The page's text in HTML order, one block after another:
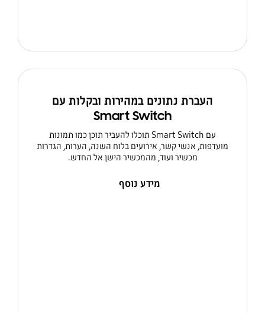
העברת נתונים במהירות ובקלות עם
Smart Switch
עם Smart Switch תוכלו להעביר תוכן כמו תמונות
מועדפות, אנשי קשר, אירועים בלוח השנה, הערות, הגדרות
מכשיר ועוד, מהמכשיר הישן אל החדש.
מידע נוסף